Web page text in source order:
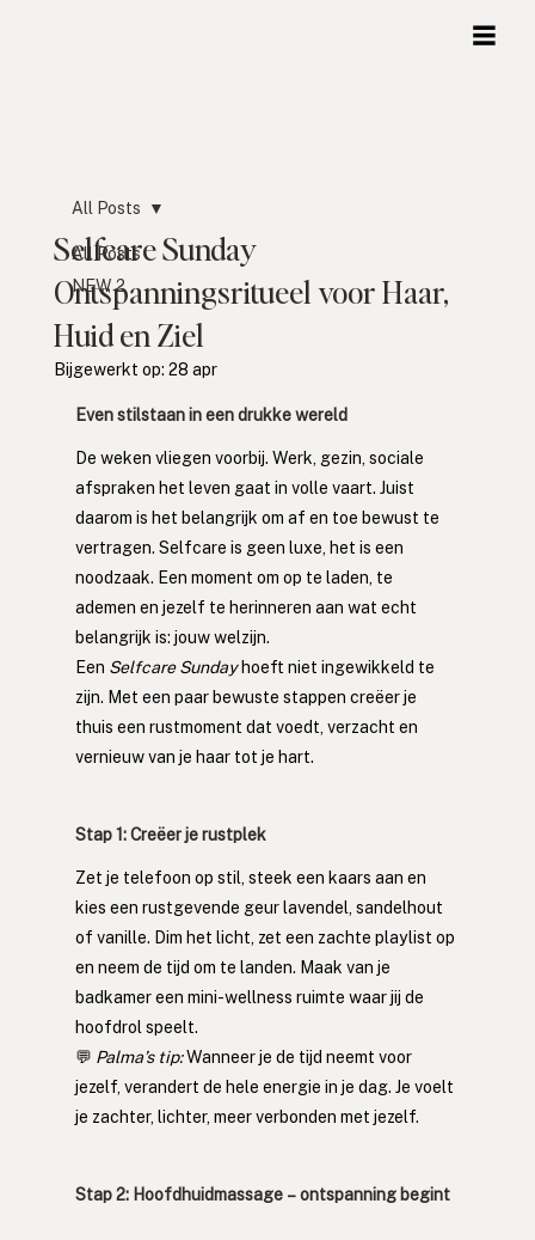
All Posts
NEW 2
All Posts
Selfcare Sunday
Ontspanningsritueel voor Haar,
Huid en Ziel
Bijgewerkt op: 28 apr
Even stilstaan in een drukke wereld
De weken vliegen voorbij. Werk, gezin, sociale
afspraken het leven gaat in volle vaart. Juist
daarom is het belangrijk om af en toe bewust te
vertragen. Selfcare is geen luxe, het is een
noodzaak. Een moment om op te laden, te
ademen en jezelf te herinneren aan wat echt
belangrijk is: jouw welzijn.
Een Selfcare Sunday hoeft niet ingewikkeld te
zijn. Met een paar bewuste stappen creëer je
thuis een rustmoment dat voedt, verzacht en
vernieuw van je haar tot je hart.
Stap 1: Creëer je rustplek
Zet je telefoon op stil, steek een kaars aan en
kies een rustgevende geur lavendel, sandelhout
of vanille. Dim het licht, zet een zachte playlist op
en neem de tijd om te landen. Maak van je
badkamer een mini-wellness ruimte waar jij de
hoofdrol speelt.
💬 Palma’s tip: Wanneer je de tijd neemt voor
jezelf, verandert de hele energie in je dag. Je voelt
je zachter, lichter, meer verbonden met jezelf.
Stap 2: Hoofdhuidmassage – ontspanning begint